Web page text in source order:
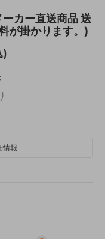
カー直送商品 送
が掛かります。)
)
情報